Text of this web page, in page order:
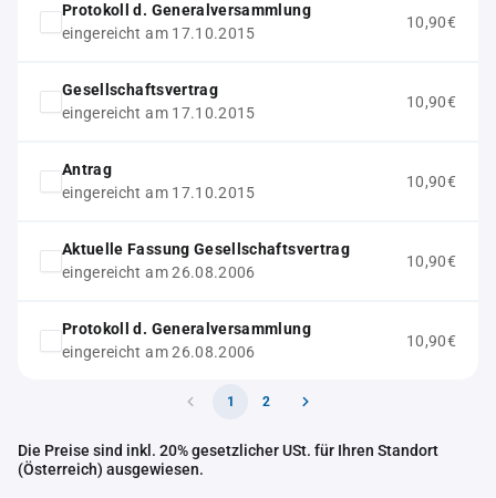
Protokoll d. Generalversammlung
eingereicht am 17.10.2015
10,90€
Gesellschaftsvertrag
eingereicht am 17.10.2015
10,90€
Antrag
eingereicht am 17.10.2015
10,90€
Aktuelle Fassung Gesellschaftsvertrag
eingereicht am 26.08.2006
10,90€
Protokoll d. Generalversammlung
eingereicht am 26.08.2006
10,90€
1 2
Die Preise sind inkl. 20% gesetzlicher USt. für Ihren Standort
(Österreich) ausgewiesen.